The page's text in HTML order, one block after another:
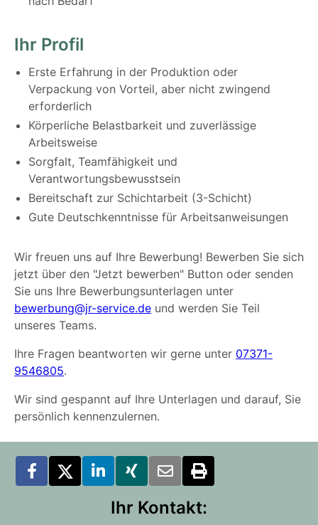
Ihr Profil
Erste Erfahrung in der Produktion oder
Verpackung von Vorteil, aber nicht zwingend
erforderlich
Körperliche Belastbarkeit und zuverlässige
Arbeitsweise
Sorgfalt, Teamfähigkeit und
Verantwortungsbewusstsein
Bereitschaft zur Schichtarbeit (3-Schicht)
Gute Deutschkenntnisse für Arbeitsanweisungen
Wir freuen uns auf Ihre Bewerbung! Bewerben Sie sich
jetzt über den "Jetzt bewerben" Button oder senden
Sie uns Ihre Bewerbungsunterlagen unter
bewerbung@jr-service.de und werden Sie Teil
unseres Teams.
Ihre Fragen beantworten wir gerne unter 07371-
9546805.
Wir sind gespannt auf Ihre Unterlagen und darauf, Sie
persönlich kennenzulernen.
Ihr Kontakt: